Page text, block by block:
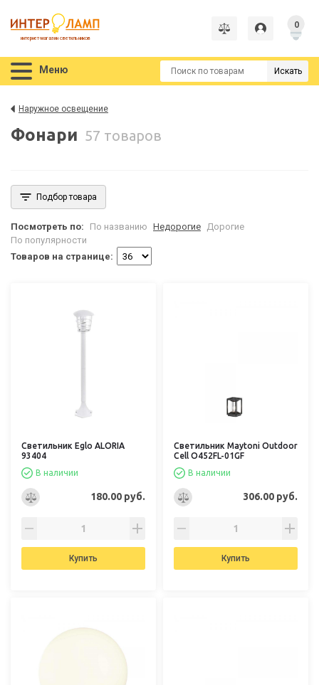
интернет-магазин светильников
0
Меню Искать
Наружное освещение
Фонари 57 товаров
Подбор товара
Посмотреть по: По названию Недорогие Дорогие
По популярности
Товаров на странице:
Светильник Eglo ALORIA
93404
В наличии
180.00 руб.
Купить
Светильник Maytoni Outdoor
Cell O452FL-01GF
В наличии
306.00 руб.
Купить